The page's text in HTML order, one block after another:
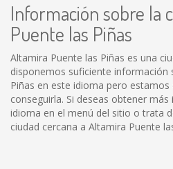
Información sobre la
Puente las Piñas
Altamira Puente las Piñas es una
disponemos suficiente información
Piñas en este idioma pero estamos
conseguirla. Si deseas obtener
idioma en el menú del sitio o trata
ciudad cercana a Altamira Puente